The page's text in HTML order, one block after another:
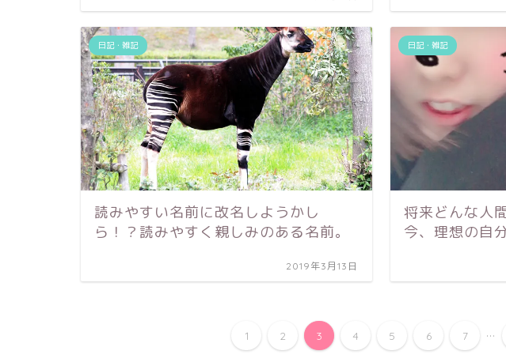
日記・雑記
読みやすい名前に改名しようかし
ら！？読みやすく親しみのある名前。
2019年3月13日
日記・雑記
将来どんな人
今、理想の自
1 2 3 4 5 6 7 ...